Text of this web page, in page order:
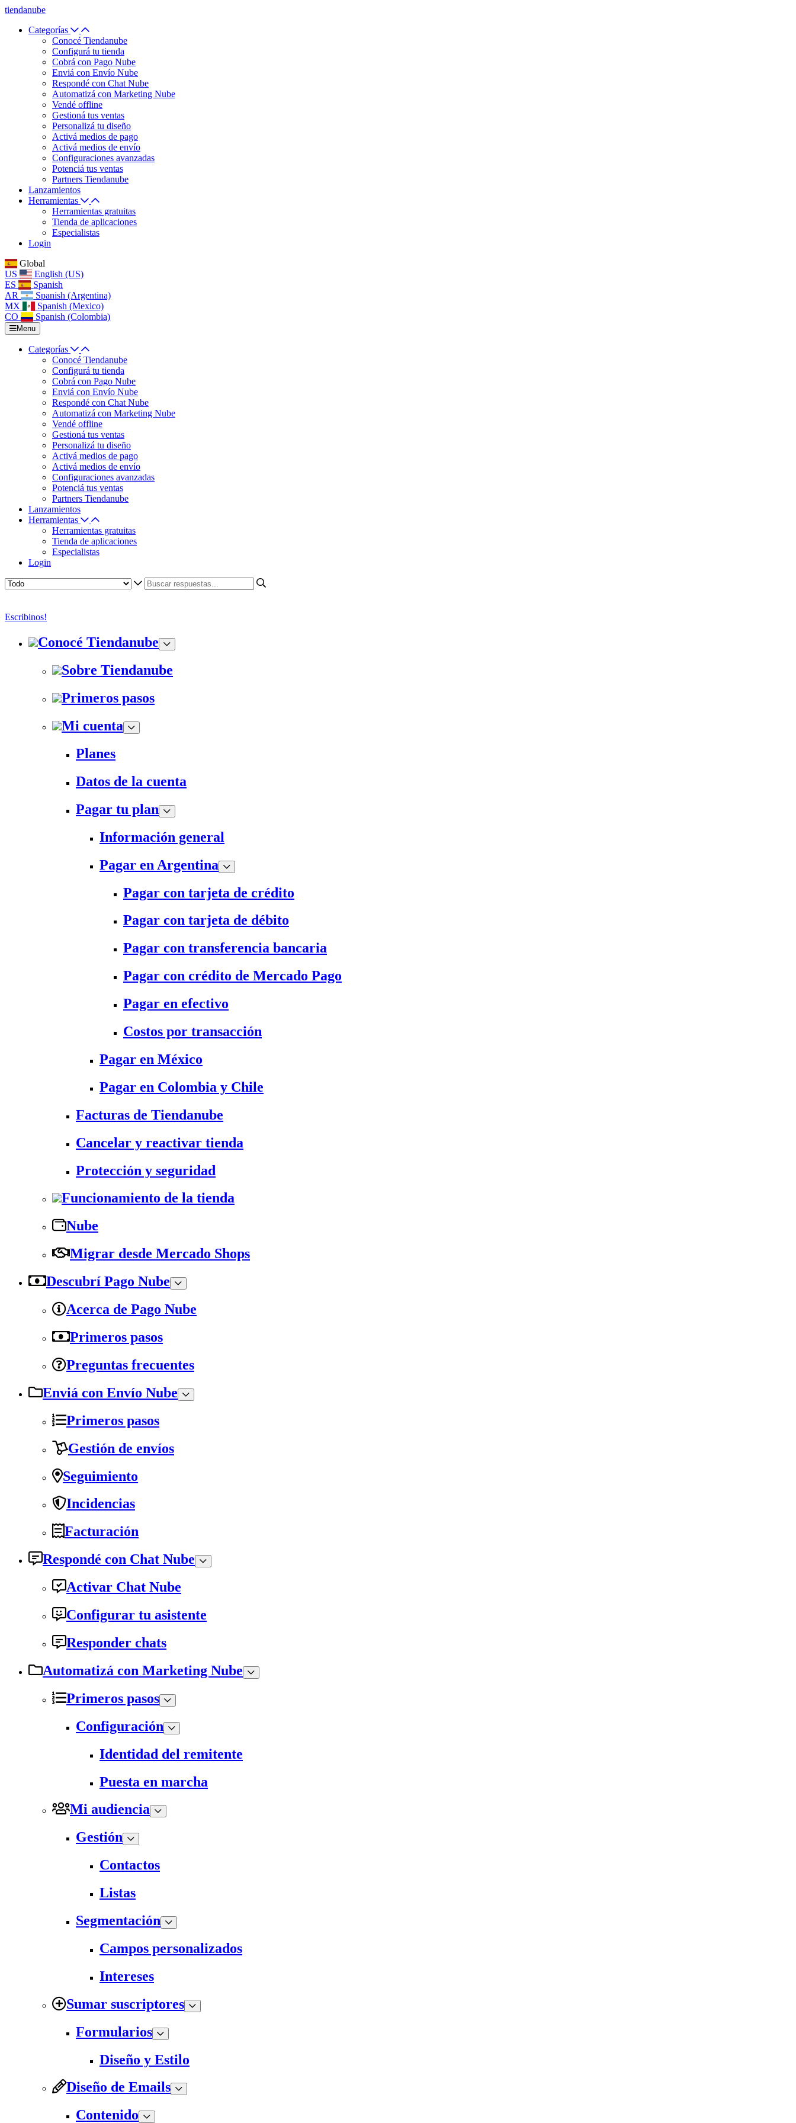
tiendanube
Categorías
Conocé Tiendanube
Configurá tu tienda
Cobrá con Pago Nube
Enviá con Envío Nube
Respondé con Chat Nube
Automatizá con Marketing Nube
Vendé offline
Gestioná tus ventas
Personalizá tu diseño
Activá medios de pago
Activá medios de envío
Configuraciones avanzadas
Potenciá tus ventas
Partners Tiendanube
Lanzamientos
Herramientas
Herramientas gratuitas
Tienda de aplicaciones
Especialistas
Login
Global
US
English (US)
ES
Spanish
AR
Spanish (Argentina)
MX
Spanish (Mexico)
CO
Spanish (Colombia)
Menu
Categorías
Conocé Tiendanube
Configurá tu tienda
Cobrá con Pago Nube
Enviá con Envío Nube
Respondé con Chat Nube
Automatizá con Marketing Nube
Vendé offline
Gestioná tus ventas
Personalizá tu diseño
Activá medios de pago
Activá medios de envío
Configuraciones avanzadas
Potenciá tus ventas
Partners Tiendanube
Lanzamientos
Herramientas
Herramientas gratuitas
Tienda de aplicaciones
Especialistas
Login
Escribinos!
Conocé Tiendanube
Sobre Tiendanube
Primeros pasos
Mi cuenta
Planes
Datos de la cuenta
Pagar tu plan
Información general
Pagar en Argentina
Pagar con tarjeta de crédito
Pagar con tarjeta de débito
Pagar con transferencia bancaria
Pagar con crédito de Mercado Pago
Pagar en efectivo
Costos por transacción
Pagar en México
Pagar en Colombia y Chile
Facturas de Tiendanube
Cancelar y reactivar tienda
Protección y seguridad
Funcionamiento de la tienda
Nube
Migrar desde Mercado Shops
Descubrí Pago Nube
Acerca de Pago Nube
Primeros pasos
Preguntas frecuentes
Enviá con Envío Nube
Primeros pasos
Gestión de envíos
Seguimiento
Incidencias
Facturación
Respondé con Chat Nube
Activar Chat Nube
Configurar tu asistente
Responder chats
Automatizá con Marketing Nube
Primeros pasos
Configuración
Identidad del remitente
Puesta en marcha
Mi audiencia
Gestión
Contactos
Listas
Segmentación
Campos personalizados
Intereses
Sumar suscriptores
Formularios
Diseño y Estilo
Diseño de Emails
Contenido